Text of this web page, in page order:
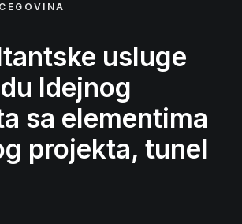
Zapošljavamo
usluge
Idejnog
sa elementima
projekta, tunel